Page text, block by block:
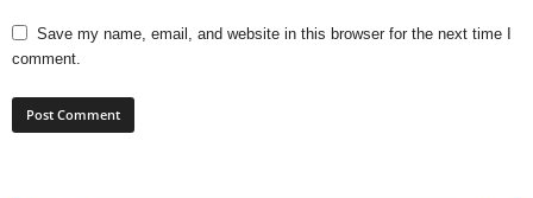
Save my name, email, and website in this browser for the next time I
comment.